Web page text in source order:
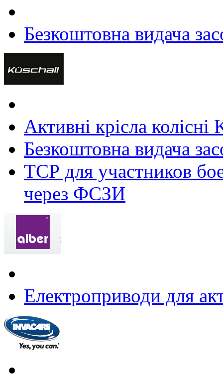
Безкоштовна видача
Активні крісла колісні
Безкоштовна видача
ТСР для участников
через ФСЗИ
Електроприводи для